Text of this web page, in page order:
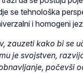
se tehnološka
i homogeni
zauzeti kako bi se
je svojstven,
počevši